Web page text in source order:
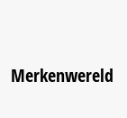
Merkenwereld